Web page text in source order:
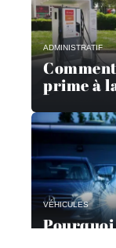
ADMINISTRATIF
prime à
VÉHICULES